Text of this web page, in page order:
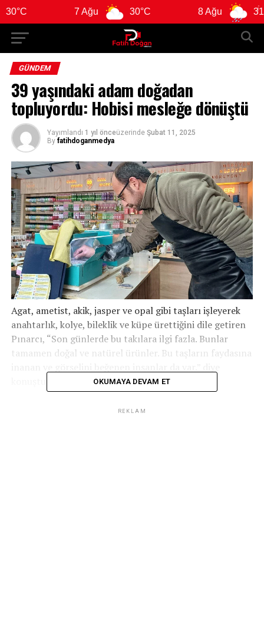
30°C 31°C
GÜNDEM
39 yaşındaki adam doğadan
topluyordu: Hobisi mesleğe dönüştü
Yayımlandı 1 yıl önceüzerinde Şubat 11, 2025
By fatihdoganmedya
Agat, ametist, akik, jasper ve opal gibi taşları işleyerek
anahtarlık, kolye, bileklik ve küpe ürettiğini dile getiren
Pınarcı, “Son günlerde bu takılara ilgi fazla. Bunlar
tamamen doğal ve natürel ürünler. Bu taşların faydasına
OKUMAYA DEVAM ET
REKLAM